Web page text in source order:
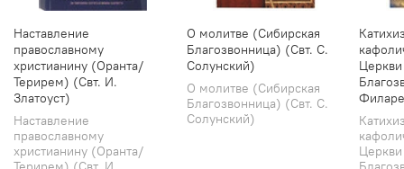
Наставление
православному
христианину (Оранта/
Терирем) (Свт. И.
Златоуст)
Наставление
православному
христианину (Оранта/
О молитве (Сибирская
Благозвонница) (Свт. С.
Солунский)
О молитве (Сибирская
Благозвонница) (Свт. С.
Солунский)